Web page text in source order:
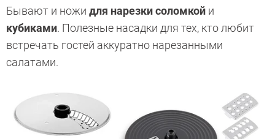
Бывают и ножи для нарезки соломкой и
кубиками. Полезные насадки для тех, кто любит
встречать гостей аккуратно нарезанными
салатами.